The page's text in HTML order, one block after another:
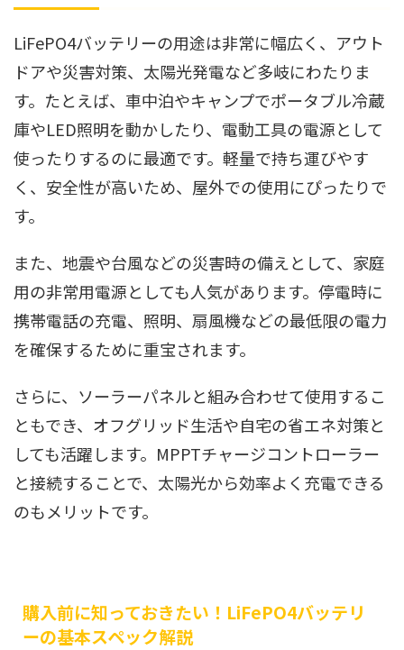
LiFePO4バッテリーの用途は非常に幅広く、アウト
ドアや災害対策、太陽光発電など多岐にわたりま
す。たとえば、車中泊やキャンプでポータブル冷蔵
庫やLED照明を動かしたり、電動工具の電源として
使ったりするのに最適です。軽量で持ち運びやす
く、安全性が高いため、屋外での使用にぴったりで
す。
また、地震や台風などの災害時の備えとして、家庭
用の非常用電源としても人気があります。停電時に
携帯電話の充電、照明、扇風機などの最低限の電力
を確保するために重宝されます。
さらに、ソーラーパネルと組み合わせて使用するこ
ともでき、オフグリッド生活や自宅の省エネ対策と
しても活躍します。MPPTチャージコントローラー
と接続することで、太陽光から効率よく充電できる
のもメリットです。
購入前に知っておきたい！LiFePO4バッテリ
ーの基本スペック解説